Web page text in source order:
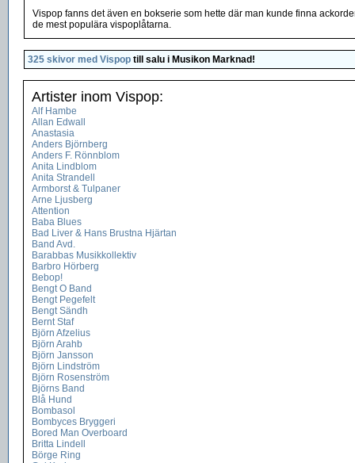
Vispop fanns det även en bokserie som hette där man kunde finna
de mest populära vispoplåtarna.
325 skivor med Vispop till salu i Musikon Marknad !
Artister inom Vispop:
Alf Hambe
Allan Edwall
Anastasia
Anders Björnberg
Anders F. Rönnblom
Anita Lindblom
Anita Strandell
Armborst & Tulpaner
Arne Ljusberg
Attention
Baba Blues
Bad Liver & Hans Brustna Hjärtan
Band Avd.
Barabbas Musikkollektiv
Barbro Hörberg
Bebop!
Bengt O Band
Bengt Pegefelt
Bengt Sändh
Bernt Staf
Björn Afzelius
Björn Arahb
Björn Jansson
Björn Lindström
Björn Rosenström
Björns Band
Blå Hund
Bombasol
Bombyces Bryggeri
Bored Man Overboard
Britta Lindell
Börge Ring